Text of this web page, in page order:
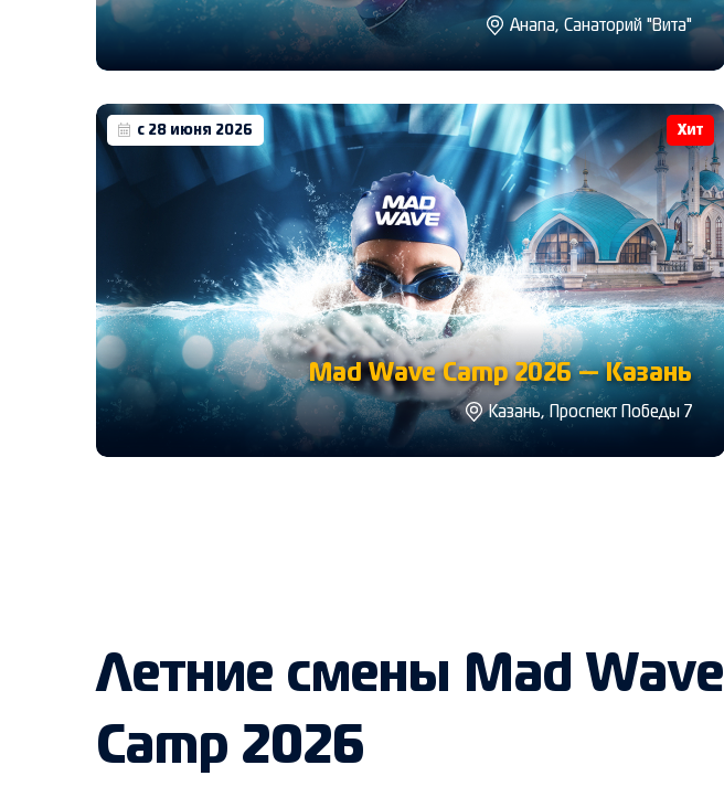
Анапа, Санаторий "Вита"
с 28 июня 2026 Хит
Mad Wave Camp 2026 — Казань
Казань, Проспект Победы 7
Летние смены Mad Wave
Camp 2026